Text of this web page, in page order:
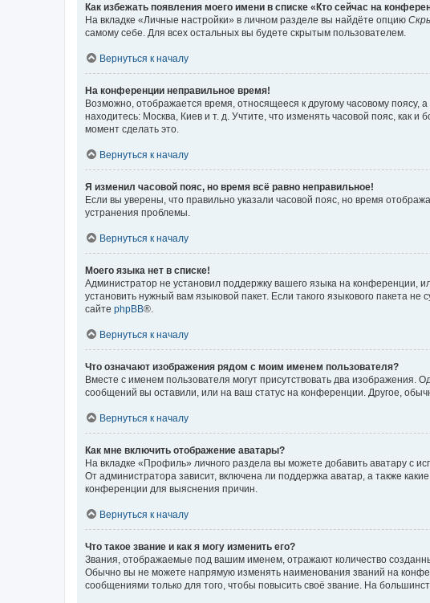
Как избежать появления моего имени в списке «Кто сейчас на
На вкладке «Личные настройки» в личном разделе вы найдёте опцию
самому себе. Для всех остальных вы будете скрытым пользователем.
Вернуться к началу
На конференции неправильное время!
Возможно, отображается время, относящееся к другому часовому поясу,
находитесь: Москва, Киев и т. д. Учтите, что изменять часовой пояс, как
момент сделать это.
Вернуться к началу
Я изменил часовой пояс, но время всё равно неправильное!
Если вы уверены, что правильно указали часовой пояс, но время
устранения проблемы.
Вернуться к началу
Моего языка нет в списке!
Администратор не установил поддержку вашего языка на конференции,
установить нужный вам языковой пакет. Если такого языкового пакета
сайте phpBB®.
Вернуться к началу
Что означают изображения рядом с моим именем пользователя?
Вместе с именем пользователя могут присутствовать два изображения.
сообщений вы оставили, или на ваш статус на конференции. Другое,
Вернуться к началу
Как мне включить отображение аватары?
На вкладке «Профиль» личного раздела вы можете добавить аватару с
От администратора зависит, включена ли поддержка аватар, а также
конференции для выяснения причин.
Вернуться к началу
Что такое звание и как я могу изменить его?
Звания, отображаемые под вашим именем, отражают количество
Обычно вы не можете напрямую изменять наименования званий на
сообщениями только для того, чтобы повысить своё звание. На